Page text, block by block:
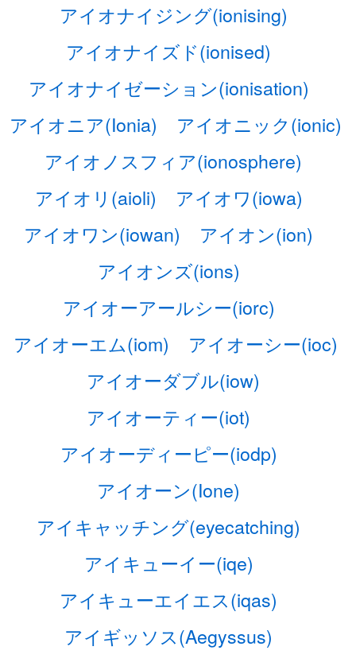
アイオナイジング(ionising)
アイオナイズド(ionised)
アイオナイゼーション(ionisation)
アイオニア(Ionia)
アイオニック(ionic)
アイオノスフィア(ionosphere)
アイオリ(aioli)
アイオワ(iowa)
アイオワン(iowan)
アイオン(ion)
アイオンズ(ions)
アイオーアールシー(iorc)
アイオーエム(iom)
アイオーシー(ioc)
アイオーダブル(iow)
アイオーティー(iot)
アイオーディーピー(iodp)
アイオーン(Ione)
アイキャッチング(eyecatching)
アイキューイー(iqe)
アイキューエイエス(iqas)
アイギッソス(Aegyssus)